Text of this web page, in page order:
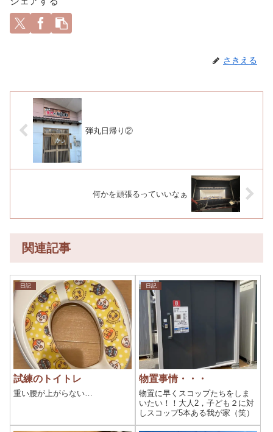
さきえる
弾丸日帰り②
何かを頑張るっていいなぁ
関連記事
日記
試練のトイトレ
重い腰が上がらない…
日記
物置事情・・・
物置に早くスコップたちをしま
いたい！！大人2，子ども２に対
しスコップ5本ある我が家（笑）